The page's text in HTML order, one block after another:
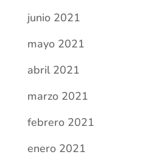
junio 2021
mayo 2021
abril 2021
marzo 2021
febrero 2021
enero 2021